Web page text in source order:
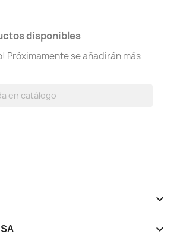
disponibles
Próximamente se añadirán más

